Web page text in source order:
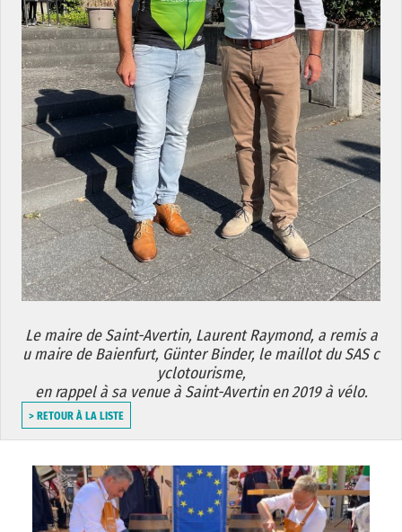
Le maire de Saint-Avertin, Laurent Raymond, a remis a
u maire de Baienfurt, Günter Binder, le maillot du SAS c
yclotourisme,
en rappel à sa venue à Saint-Avertin en 2019 à vélo.
> RETOUR À LA LISTE